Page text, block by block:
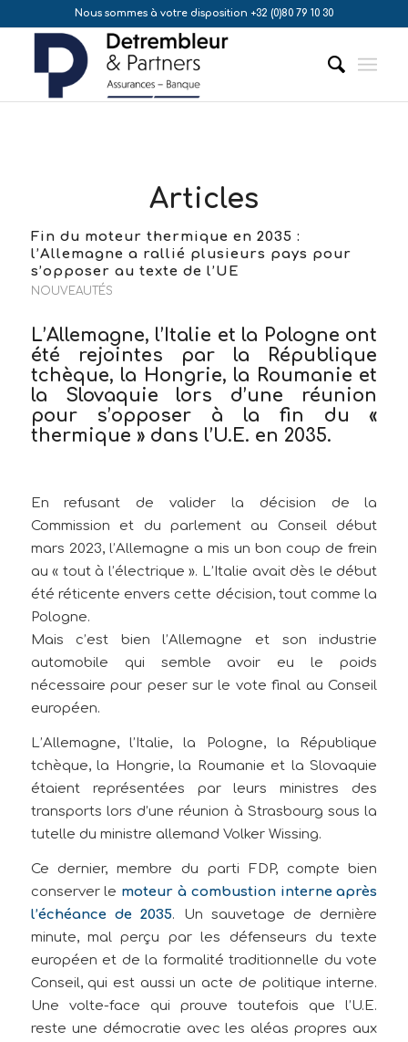
Nous sommes à votre disposition +32 (0)80 79 10 30
Articles
Fin du moteur thermique en 2035 :
l’Allemagne a rallié plusieurs pays pour
s’opposer au texte de l’UE
NOUVEAUTÉS
L’Allemagne, l’Italie et la Pologne ont
été rejointes par la République
tchèque, la Hongrie, la Roumanie et
la Slovaquie lors d’une réunion
pour s’opposer à la fin du «
thermique » dans l’U.E. en 2035.
En refusant de valider la décision de la
Commission et du parlement au Conseil début
mars 2023, l’Allemagne a mis un bon coup de frein
au « tout à l’électrique ». L’Italie avait dès le début
été réticente envers cette décision, tout comme la
Pologne.
Mais c’est bien l’Allemagne et son industrie
automobile qui semble avoir eu le poids
nécessaire pour peser sur le vote final au Conseil
européen.
L’Allemagne, l’Italie, la Pologne, la République
tchèque, la Hongrie, la Roumanie et la Slovaquie
étaient représentées par leurs ministres des
transports lors d’une réunion à Strasbourg sous la
tutelle du ministre allemand Volker Wissing.
Ce dernier, membre du parti FDP, compte bien
conserver le moteur à combustion interne après
l’échéance de 2035. Un sauvetage de dernière
minute, mal perçu par les défenseurs du texte
européen et de la formalité traditionnelle du vote
Conseil, qui est aussi un acte de politique interne.
Une volte-face qui prouve toutefois que l’U.E.
reste une démocratie avec les aléas propres aux